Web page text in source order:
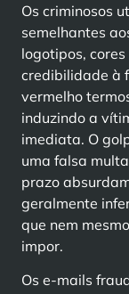
Os criminosos
semelhantes
logotipos,
credibilidade à
vermelho
induzindo a
imediata. O
uma falsa
prazo
geralmente
que nem
impor.
Os e-mails